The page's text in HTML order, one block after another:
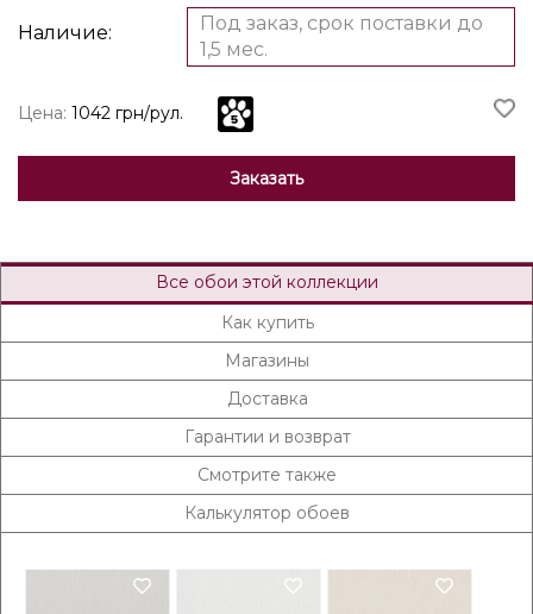
Наличие:
Под заказ, срок поставки до
1,5 мес.
Цена: 1042 грн/рул.
Заказать
Все обои этой коллекции
Как купить
Магазины
Доставка
Гарантии и возврат
Смотрите также
Калькулятор обоев